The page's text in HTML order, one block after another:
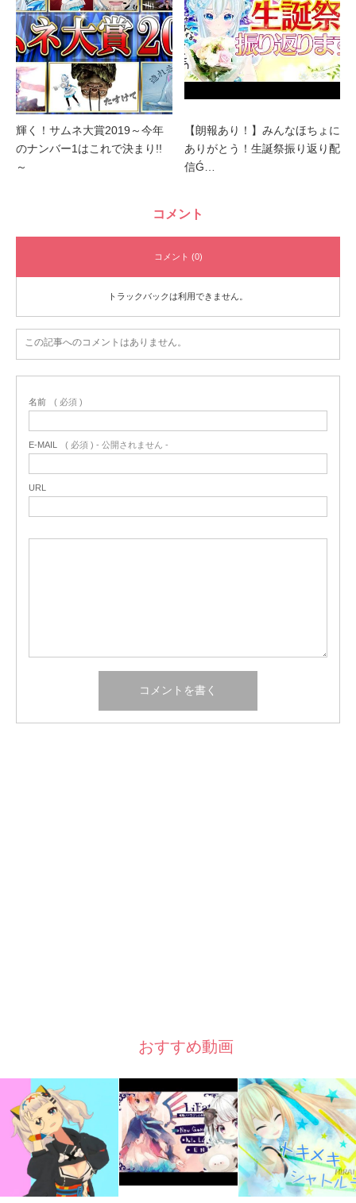
輝く！サムネ大賞2019～今年
のナンバー1はこれで決まり!!
～
【朗報あり！】みんなほちょに
ありがとう！生誕祭振り返り配
信Ǵ…
コメント
コメント (0)
トラックバックは利用できません。
この記事へのコメントはありません。
名前 ( 必須 )
E-MAIL ( 必須 ) - 公開されません -
URL
おすすめ動画